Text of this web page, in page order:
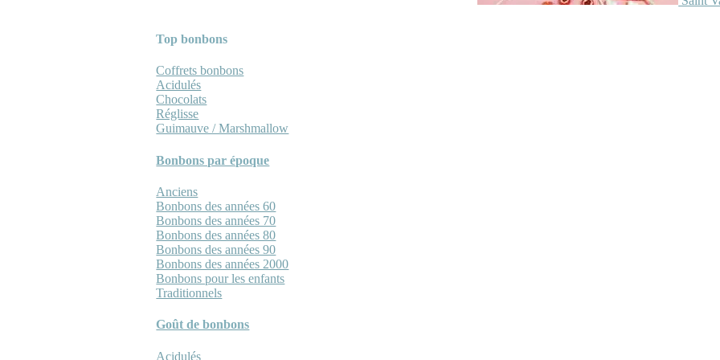
Top bonbons
Coffrets bonbons
Acidulés
Chocolats
Réglisse
Guimauve / Marshmallow
Bonbons par époque
Anciens
Bonbons des années 60
Bonbons des années 70
Bonbons des années 80
Bonbons des années 90
Bonbons des années 2000
Bonbons pour les enfants
Traditionnels
Goût de bonbons
Acidulés